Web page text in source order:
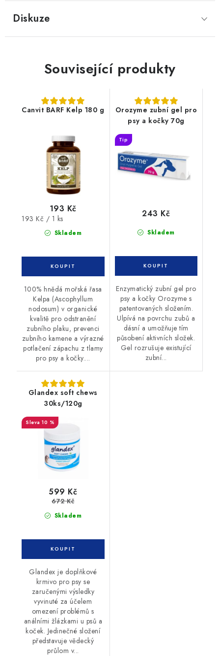
Diskuze
Související produkty
Canvit BARF Kelp 180 g
Skladem
193 Kč
Měrná
193 Kč / 1 ks
100% hnědá mořská řasa
Kelpa (Ascophyllum
nodosum) v organické
kvalitě pro odstranění
zubního plaku, prevenci
zubního kamene a výrazné
potlačení zápachu z tlamy
pro psy a kočky....
Orozyme zubní gel pro
psy a kočky 70g
Tip
Skladem
243 Kč
Enzymatický zubní gel pro
psy a kočky Orozyme s
patentovaných složením.
Ulpívá na povrchu zubů a
dásní a umožňuje tím
působení aktivních složek.
Gel rozrušuje existující
zubní...
Glandex soft chews
30ks/120g
10 %
Skladem
599 Kč
672 Kč
Glandex je doplňkové
krmivo pro psy se
zaručenými výsledky
vyvinuté za účelem
omezení problémů s
análními žlázkami u psů a
koček. Jedinečné složení
představuje vědecký
průlom v...